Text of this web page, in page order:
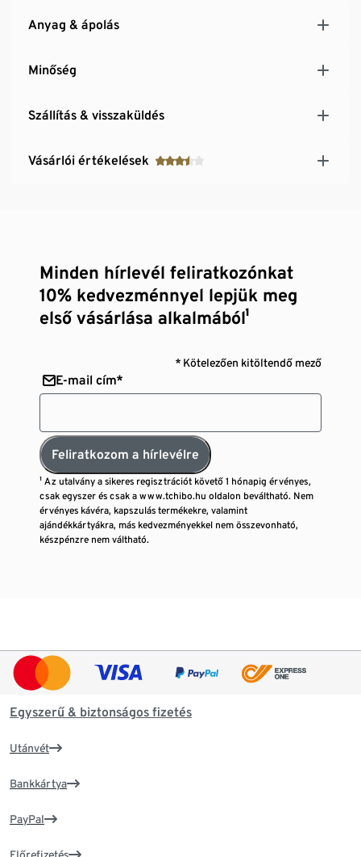
Anyag & ápolás
Minőség
Szállítás & visszaküldés
Vásárlói értékelések
Minden hírlevél feliratkozónkat
10% kedvezménnyel lepjük meg
első vásárlása alkalmából¹
* Kötelezően kitöltendő mező
E-mail cím*
Feliratkozom a hírlevélre
¹ Az utalvány a sikeres regisztrációt követő 1 hónapig érvényes,
csak egyszer és csak a www.tchibo.hu oldalon beváltható. Nem
érvényes kávéra, kapszulás termékekre, valamint
ajándékkártyákra, más kedvezményekkel nem összevonható,
készpénzre nem váltható.
Egyszerű & biztonságos fizetés
Utánvét
Bankkártya
PayPal
Előrefizetés